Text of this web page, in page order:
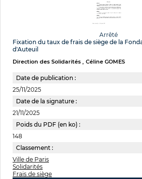
Arrêté
Fixation du taux de frais de siège de la
d'Auteuil
Direction des Solidarités Céline GOMES
Date de publication :
25/11/2025
Date de la signature :
21/11/2025
Poids du PDF (en ko) :
148
Classement :
Ville de Paris
Solidarités
Frais de siège